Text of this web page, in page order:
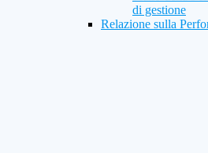
di gestione
Relazione sulla